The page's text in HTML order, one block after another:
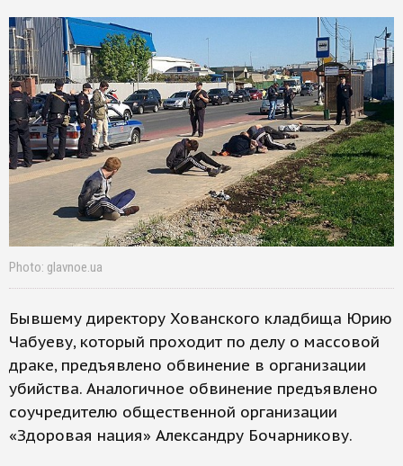
Photo: glavnoe.ua
Бывшему директору Хованского кладбища Юрию
Чабуеву, который проходит по делу о массовой
драке, предъявлено обвинение в организации
убийства. Аналогичное обвинение предъявлено
соучредителю общественной организации
«Здоровая нация» Александру Бочарникову.